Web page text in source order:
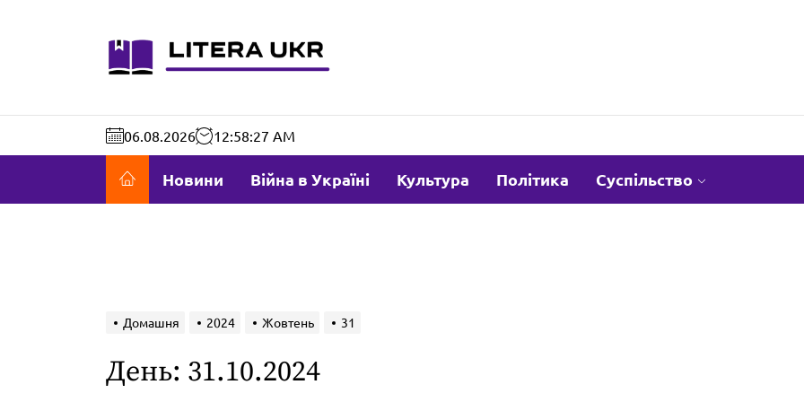
06.08.2026 12:58:28 AM
Новини Війна в Україні Культура Політика Суспільство
Домашня 2024 Жовтень 31
День: 31.10.2024